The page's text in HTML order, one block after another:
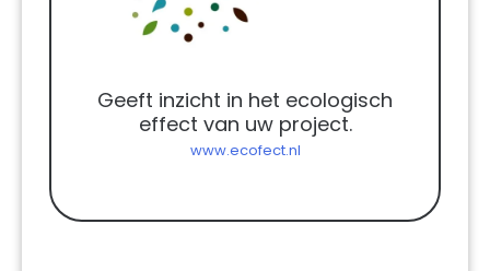
Geeft inzicht in het ecologisch
effect van uw project.
www.ecofect.nl